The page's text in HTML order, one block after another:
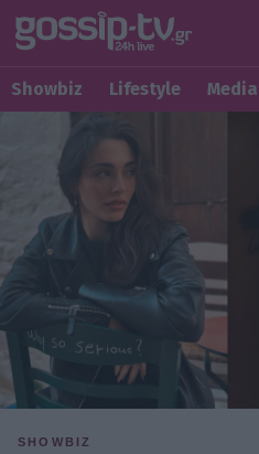
Showbiz Lifestyle Media
SHOWBIZ